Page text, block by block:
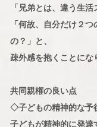
「兄弟とは、違う生活
「何故、自分だけ２
の？」と、
疎外感を抱くことにな
共同親権の良い点
◇子どもの精神的な予
子どもが精神的に発達